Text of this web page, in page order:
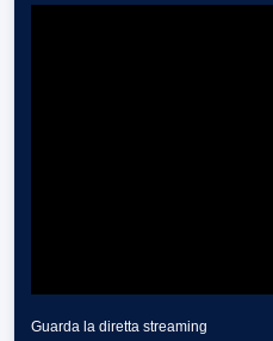
Guarda la diretta streaming